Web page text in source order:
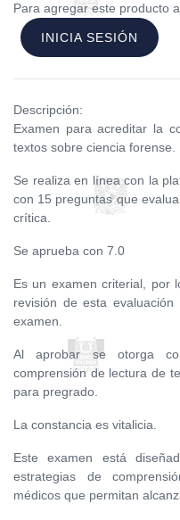
Para agregar este producto
INICIA SESIÓN
Descripción:
Examen para acreditar la
textos sobre ciencia forense.
Se realiza en línea con la
con 15 preguntas que
crítica.
Se aprueba con 7.0
Es un examen criterial, por
revisión de esta
examen.
Al aprobar se otorga
comprensión de lectura de
para pregrado.
La constancia es vitalicia.
Este examen está
estrategias de
médicos que permitan